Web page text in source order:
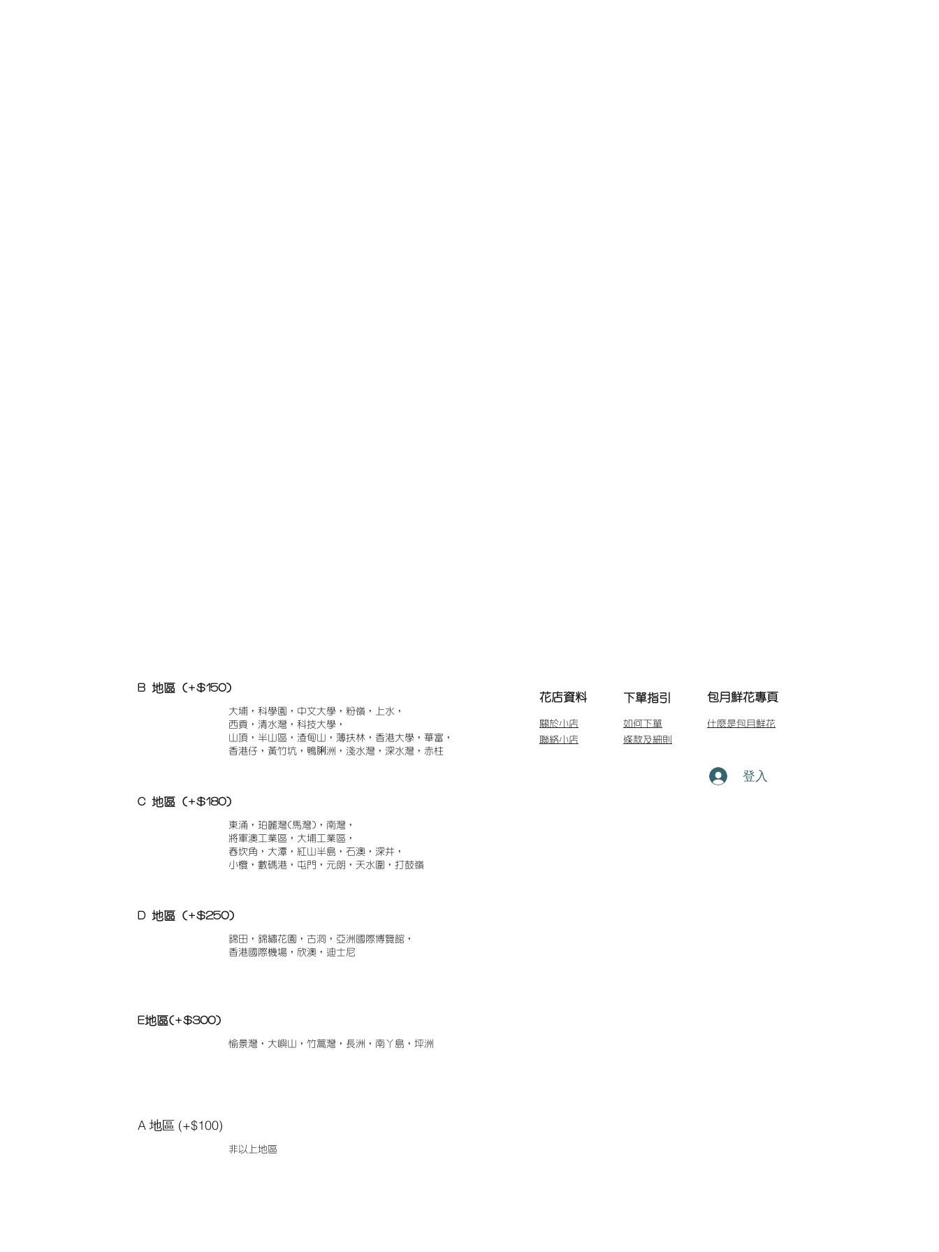
B 地區 (+$150)
大埔，科學園，中文大學，粉嶺，上水，
西貢，清水灣，科技大學，
山頂，半山區，渣甸山，薄扶林，香港大學，華富，
香港仔，黃竹坑，鴨脷洲，淺水灣，深水灣，赤柱
C 地區 (+$180)
東涌，珀麗灣(馬灣)，南灣，
將軍澳工業區，大埔工業區，
舂坎角，大潭，紅山半島，石澳，深井，
小欖，數碼港，屯門，元朗，天水圍，打鼓嶺
D 地區 (+$250)
錦田，錦繡花園，古洞，亞洲國際博覽館，
香港國際機場，欣澳，迪士尼
E地區(+$300)
愉景灣，大嶼山，竹蒿灣，長洲，南丫島，坪洲
A 地區 (+$100)
非以上地區
​花店資料 下單指引 包月鮮花專頁
關於小店
聯絡小店
如何下單
條款及細則
什麼是包月鮮花
登入